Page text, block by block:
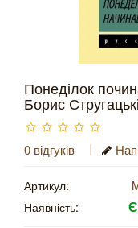
Понеділок
Борис Стругацькі
0 відгуків
Артикул:
Наявність: